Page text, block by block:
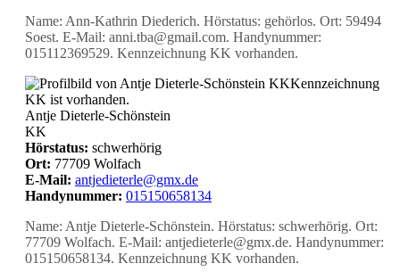
Name: Ann-Kathrin Diederich. Hörstatus: gehörlos. Ort: 59494
Soest. E-Mail: anni.tba@gmail.com. Handynummer:
015112369529. Kennzeichnung KK vorhanden.
KKKennzeichnung
KK ist vorhanden.
Antje Dieterle-Schönstein
KK
Hörstatus: schwerhörig
Ort: 77709 Wolfach
E-Mail: antjedieterle@gmx.de
Handynummer: 015150658134
Name: Antje Dieterle-Schönstein. Hörstatus: schwerhörig. Ort:
77709 Wolfach. E-Mail: antjedieterle@gmx.de. Handynummer:
015150658134. Kennzeichnung KK vorhanden.